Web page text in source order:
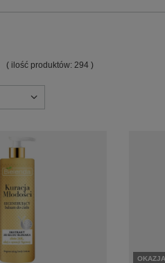
( ilość produktów: 294 )
OKAZJA